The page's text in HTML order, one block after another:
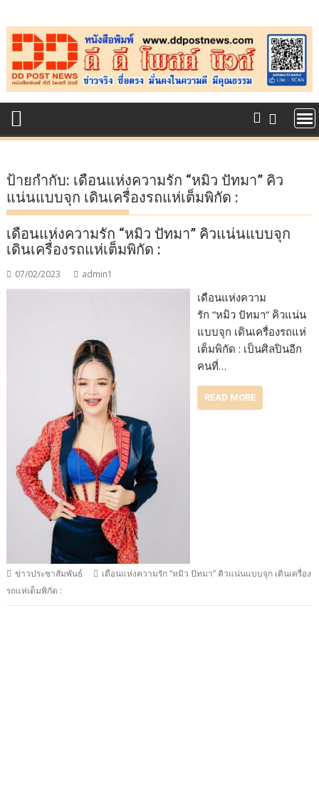
to
content
ป้ายกำกับ: เดือนแห่งความรัก “หมิว ปัทมา” คิว
แน่นแบบจุก เดินเครื่องรถแห่เต็มพิกัด :
เดือนแห่งความรัก “หมิว ปัทมา” คิวแน่นแบบจุก
เดินเครื่องรถแห่เต็มพิกัด :
07/02/2023 admin1
เดือนแห่งความ
รัก “หมิว ปัทมา” คิวแน่น
แบบจุก เดินเครื่องรถแห่
เต็มพิกัด : เป็นศิลปินอีก
คนที่…
READ MORE
ข่าวประชาสัมพันธ์
เดือนแห่งความรัก “หมิว ปัทมา” คิวแน่นแบบจุก เดินเครื่อง
รถแห่เต็มพิกัด :